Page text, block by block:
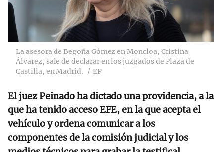
La asesora de Begoña Gómez en Moncloa, Cristina
Álvarez, sale de declarar en los juzgados de Plaza de
Castilla, en Madrid.
EP
El juez Peinado ha dictado una providencia, a la
que ha tenido acceso EFE, en la que acepta el
vehículo y ordena comunicar a los
componentes de la comisión judicial y los